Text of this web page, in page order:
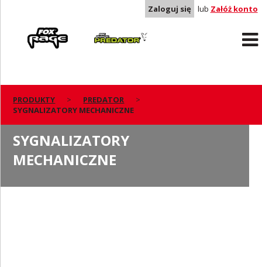
Zaloguj się lub Załóż konto
Predator
PRODUKTY
PREDATOR
SYGNALIZATORY MECHANICZNE
SYGNALIZATORY
MECHANICZNE